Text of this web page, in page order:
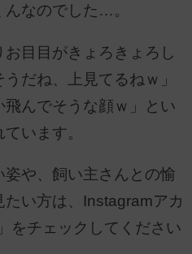
なのでした…。
目目がきょろきょろし
だね、上見てるねｗ」
飛んでそうな顔ｗ」とい
います。
や、飼い主さんとの愉
い方は、Instagramアカ
をチェックしてください